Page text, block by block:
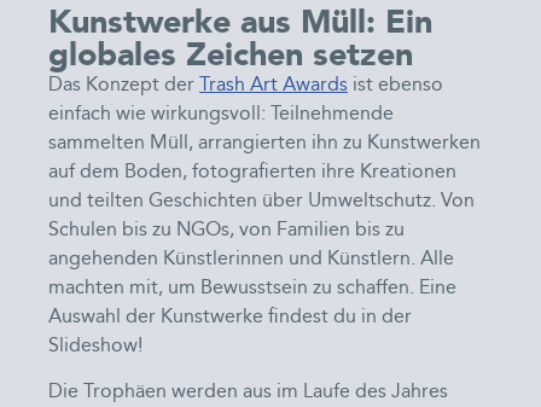
Kunstwerke aus Müll: Ein
globales Zeichen setzen
Das Konzept der Trash Art Awards ist ebenso
einfach wie wirkungsvoll: Teilnehmende
sammelten Müll, arrangierten ihn zu Kunstwerken
auf dem Boden, fotografierten ihre Kreationen
und teilten Geschichten über Umweltschutz. Von
Schulen bis zu NGOs, von Familien bis zu
angehenden Künstlerinnen und Künstlern. Alle
machten mit, um Bewusstsein zu schaffen. Eine
Auswahl der Kunstwerke findest du in der
Slideshow!
Die Trophäen werden aus im Laufe des Jahres